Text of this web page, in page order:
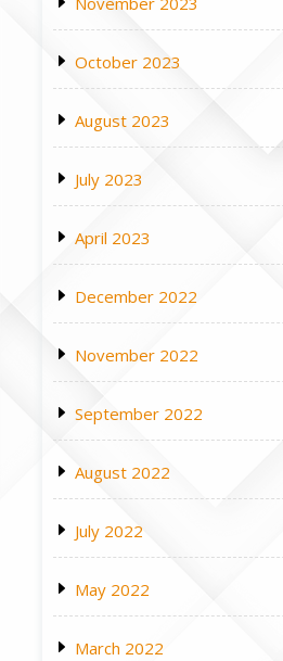
October 2023
August 2023
July 2023
April 2023
December 2022
November 2022
September 2022
August 2022
July 2022
May 2022
March 2022